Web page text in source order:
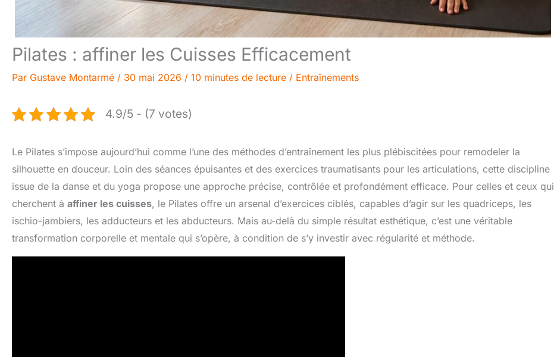
Pilates : affiner les Cuisses Efficacement
Par Gustave Montarmé / 30 mai 2026 / 10 minutes de lecture / Entraînements
4.9/5 - (7 votes)
Le Pilates s’impose aujourd’hui comme l’une des méthodes d’entraînement les plus plébiscitées pour remodeler la
silhouette en douceur. Loin des séances épuisantes et des exercices traumatisants pour les articulations, cette discipline
issue de la danse et du yoga propose une approche précise, contrôlée et profondément efficace. Pour celles et ceux qui
cherchent à affiner les cuisses, le Pilates offre un arsenal d’exercices ciblés, capables d’agir sur les quadriceps, les
ischio-jambiers, les adducteurs et les abducteurs. Mais au-delà du simple résultat esthétique, c’est une véritable
transformation corporelle et mentale qui s’opère, à condition de s’y investir avec régularité et méthode.